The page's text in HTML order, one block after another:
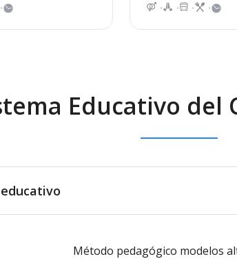
Educativo del
Método pedagógico modelos